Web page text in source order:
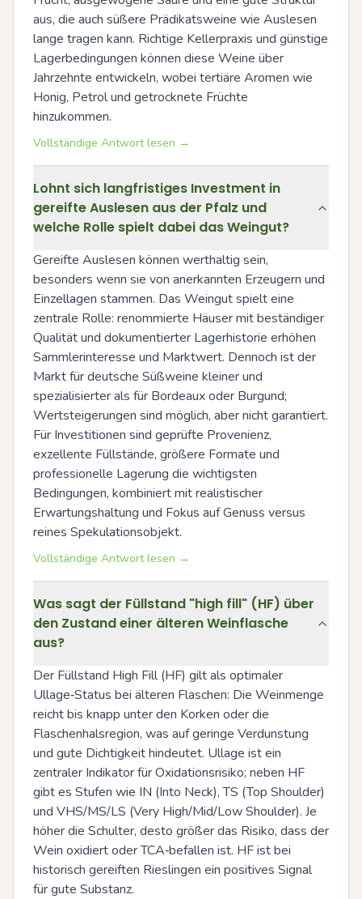
aus, die auch süßere Prädikatsweine wie Auslesen
lange tragen kann. Richtige Kellerpraxis und günstige
Lagerbedingungen können diese Weine über
Jahrzehnte entwickeln, wobei tertiäre Aromen wie
Honig, Petrol und getrocknete Früchte
hinzukommen.
Vollständige Antwort lesen →
Lohnt sich langfristiges Investment in
gereifte Auslesen aus der Pfalz und
welche Rolle spielt dabei das Weingut?
Gereifte Auslesen können werthaltig sein,
besonders wenn sie von anerkannten Erzeugern und
Einzellagen stammen. Das Weingut spielt eine
zentrale Rolle: renommierte Häuser mit beständiger
Qualität und dokumentierter Lagerhistorie erhöhen
Sammlerinteresse und Marktwert. Dennoch ist der
Markt für deutsche Süßweine kleiner und
spezialisierter als für Bordeaux oder Burgund;
Wertsteigerungen sind möglich, aber nicht garantiert.
Für Investitionen sind geprüfte Provenienz,
exzellente Füllstände, größere Formate und
professionelle Lagerung die wichtigsten
Bedingungen, kombiniert mit realistischer
Erwartungshaltung und Fokus auf Genuss versus
reines Spekulationsobjekt.
Vollständige Antwort lesen →
Was sagt der Füllstand "high fill" (HF) über
den Zustand einer älteren Weinflasche
aus?
Der Füllstand High Fill (HF) gilt als optimaler
Ullage‑Status bei älteren Flaschen: Die Weinmenge
reicht bis knapp unter den Korken oder die
Flaschenhalsregion, was auf geringe Verdunstung
und gute Dichtigkeit hindeutet. Ullage ist ein
zentraler Indikator für Oxidationsrisiko; neben HF
gibt es Stufen wie IN (Into Neck), TS (Top Shoulder)
und VHS/MS/LS (Very High/Mid/Low Shoulder). Je
höher die Schulter, desto größer das Risiko, dass der
Wein oxidiert oder TCA‑befallen ist. HF ist bei
historisch gereiften Rieslingen ein positives Signal
für gute Substanz.